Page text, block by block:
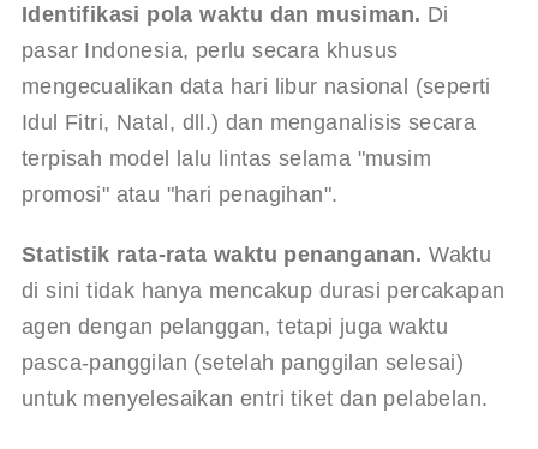
Identifikasi pola waktu dan musiman. Di
pasar Indonesia, perlu secara khusus
mengecualikan data hari libur nasional (seperti
Idul Fitri, Natal, dll.) dan menganalisis secara
terpisah model lalu lintas selama "musim
promosi" atau "hari penagihan".
Statistik rata-rata waktu penanganan. Waktu
di sini tidak hanya mencakup durasi percakapan
agen dengan pelanggan, tetapi juga waktu
pasca-panggilan (setelah panggilan selesai)
untuk menyelesaikan entri tiket dan pelabelan.